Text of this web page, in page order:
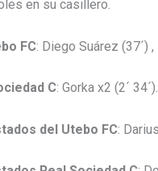
en su casillero.
FC: Diego Suárez (37´) ,
C: Gorka x2 (2´ 34´).
del Utebo FC: